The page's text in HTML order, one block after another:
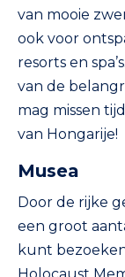
van mooie
ook voor
resorts en
van de
mag missen
van Hongarije!
Musea
Door de rijke
een groot
kunt